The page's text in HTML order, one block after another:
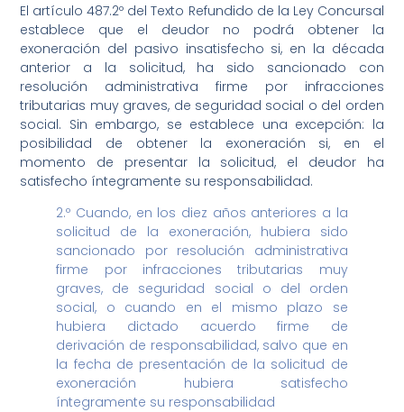
El artículo 487.2º del Texto Refundido de la Ley Concursal
establece que el deudor no podrá obtener la
exoneración del pasivo insatisfecho si, en la década
anterior a la solicitud, ha sido sancionado con
resolución administrativa firme por infracciones
tributarias muy graves, de seguridad social o del orden
social. Sin embargo, se establece una excepción: la
posibilidad de obtener la exoneración si, en el
momento de presentar la solicitud, el deudor ha
satisfecho íntegramente su responsabilidad.
2.º Cuando, en los diez años anteriores a la
solicitud de la exoneración, hubiera sido
sancionado por resolución administrativa
firme por infracciones tributarias muy
graves, de seguridad social o del orden
social, o cuando en el mismo plazo se
hubiera dictado acuerdo firme de
derivación de responsabilidad, salvo que en
la fecha de presentación de la solicitud de
exoneración hubiera satisfecho
íntegramente su responsabilidad